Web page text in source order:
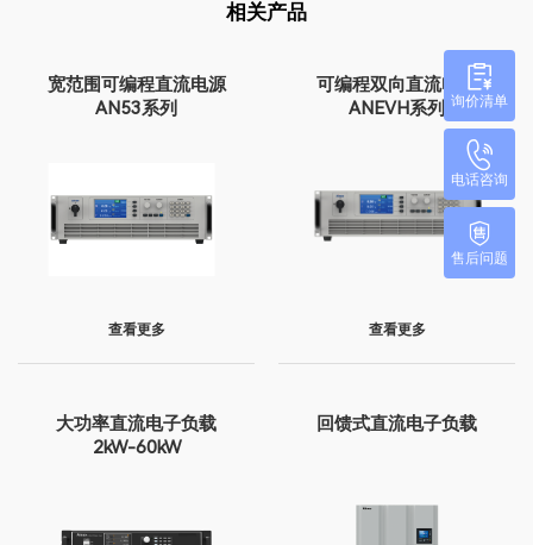
相关产品
宽范围可编程直流电源
AN53系列
查看更多
可编程双向直流电源
ANEVH系列
查看更多
大功率直流电子负载
2kW-60kW
回馈式直流电子负载
询价清单
电话咨询
售后问题